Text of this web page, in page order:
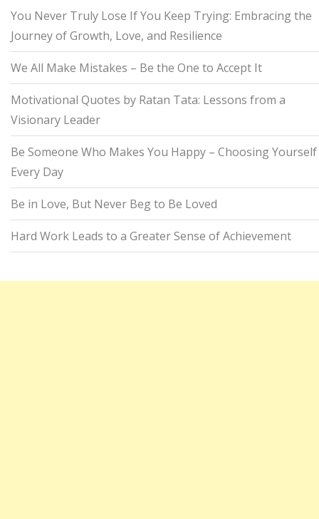
You Never Truly Lose If You Keep Trying: Embracing the
Journey of Growth, Love, and Resilience
We All Make Mistakes – Be the One to Accept It
Motivational Quotes by Ratan Tata: Lessons from a
Visionary Leader
Be Someone Who Makes You Happy – Choosing Yourself
Every Day
Be in Love, But Never Beg to Be Loved
Hard Work Leads to a Greater Sense of Achievement